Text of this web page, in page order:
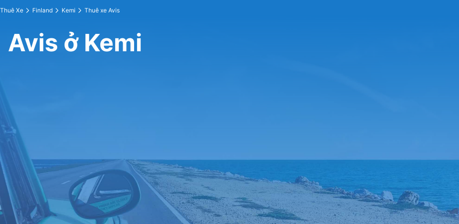
Thuê Xe Finland Kemi Thuê xe Avis
Avis ở Kemi